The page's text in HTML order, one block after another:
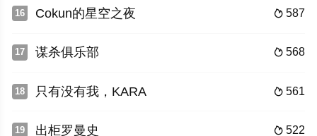
16  587
Cokun的星空之夜
17  568
谋杀俱乐部
18  561
只有没有我，KARA
19  522
出柜罗曼史